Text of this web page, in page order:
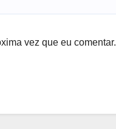
vez que eu comentar.